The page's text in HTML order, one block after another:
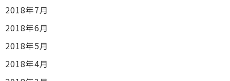
2018年7月
2018年6月
2018年5月
2018年4月